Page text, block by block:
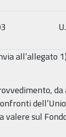
valere sul